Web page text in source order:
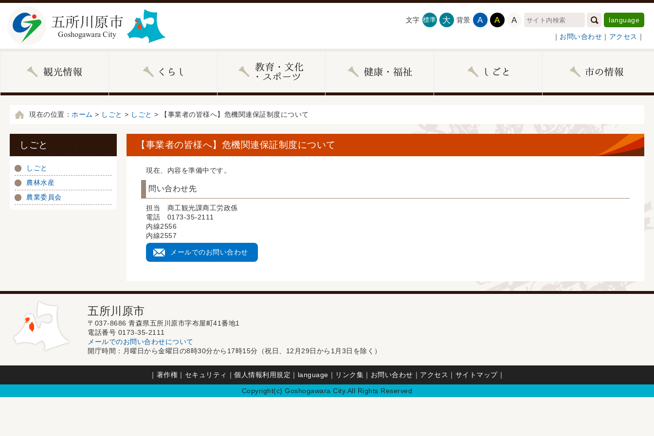
文字 標準 大 背景 A A A language
｜ お問い合わせ ｜ アクセス ｜
現在の位置： ホーム > しごと > しごと > 【事業者の皆様へ】危機関連保証制度について
【事業者の皆様へ】危機関連保証制度について
現在、内容を準備中です。
問い合わせ先
担当 商工観光課商工労政係
電話 0173-35-2111
内線2556
内線2557
メールでのお問い合わせ
しごと
しごと
農林水産
農業委員会
五所川原市
〒037-8686 青森県五所川原市字布屋町41番地1
電話番号 0173-35-2111
メールでのお問い合わせについて
開庁時間：月曜日から金曜日の8時30分から17時15分（祝日、12月29日から1月3日を除く）
｜ 著作権 ｜ セキュリティ ｜ 個人情報利用規定 ｜ language ｜ リンク集 ｜ お問い合わせ ｜ アクセス ｜ サイトマップ｜
Copyright(c) Goshogawara City.All Rights Reserved